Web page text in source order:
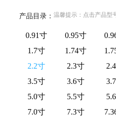
产品目录： 温馨提示：点击产品型
0.91寸 0.95寸
1.7寸
1.74寸
2.2寸
2.3寸
3.5寸
3.6寸
5.0寸
5.5寸
7.0寸
7.3寸